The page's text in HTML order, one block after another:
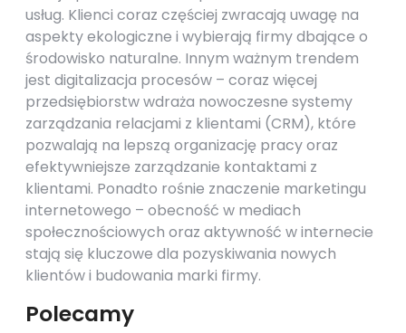
usług. Klienci coraz częściej zwracają uwagę na
aspekty ekologiczne i wybierają firmy dbające o
środowisko naturalne. Innym ważnym trendem
jest digitalizacja procesów – coraz więcej
przedsiębiorstw wdraża nowoczesne systemy
zarządzania relacjami z klientami (CRM), które
pozwalają na lepszą organizację pracy oraz
efektywniejsze zarządzanie kontaktami z
klientami. Ponadto rośnie znaczenie marketingu
internetowego – obecność w mediach
społecznościowych oraz aktywność w internecie
stają się kluczowe dla pozyskiwania nowych
klientów i budowania marki firmy.
Polecamy